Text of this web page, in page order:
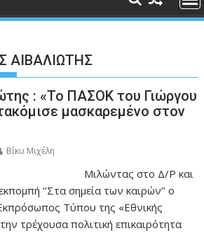
ΑΙΒΑΛΙΩΤΗΣ
: «Το ΠΑΣΟΚ του Γιώργου
μασκαρεμένο στον
Βίκυ Μιχέλη
Μιλώντας στο Δ/Ρ και
‘’Στα σημεία των καιρών’’ ο
Τύπου της «Εθνικής
τρέχουσα πολιτική επικαιρότητα